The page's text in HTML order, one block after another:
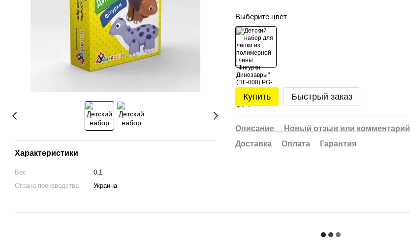
Характеристики
Вес
0.1
Страна производства
Украина
Выберите цвет
Купить Быстрый заказ
Описание Новый отзыв или комментарий
Доставка
Оплата Гарантия